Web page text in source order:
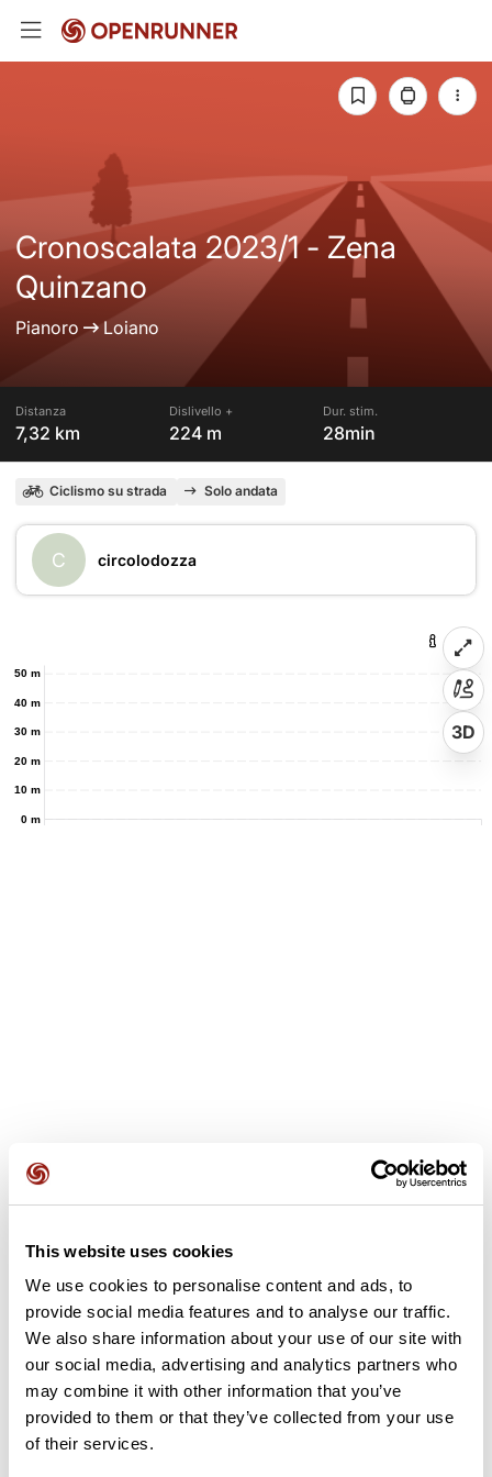
This website uses cookies
We use cookies to personalise content and ads, to
provide social media features and to analyse our traffic.
We also share information about your use of our site with
our social media, advertising and analytics partners who
may combine it with other information that you’ve
provided to them or that they’ve collected from your use
of their services.
Cronoscalata 2023/1 - Zena
Quinzano
Pianoro Loiano
Distanza
7,32 km
Dislivello +
224 m
Dur. stim.
28min
Ciclismo su strada Solo andata
C circolodozza
0 m
10 m
20 m
30 m
40 m
50 m
3D
Recensioni degli utenti
Questo percorso non contiene ancora alcuna recensione.
Aggiungi una recensione